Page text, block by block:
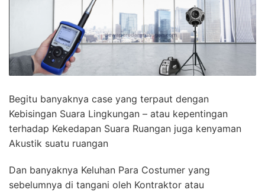
Begitu banyaknya case yang terpaut dengan
Kebisingan Suara Lingkungan – atau kepentingan
terhadap Kekedapan Suara Ruangan juga kenyaman
Akustik suatu ruangan
Dan banyaknya Keluhan Para Costumer yang
sebelumnya di tangani oleh Kontraktor atau